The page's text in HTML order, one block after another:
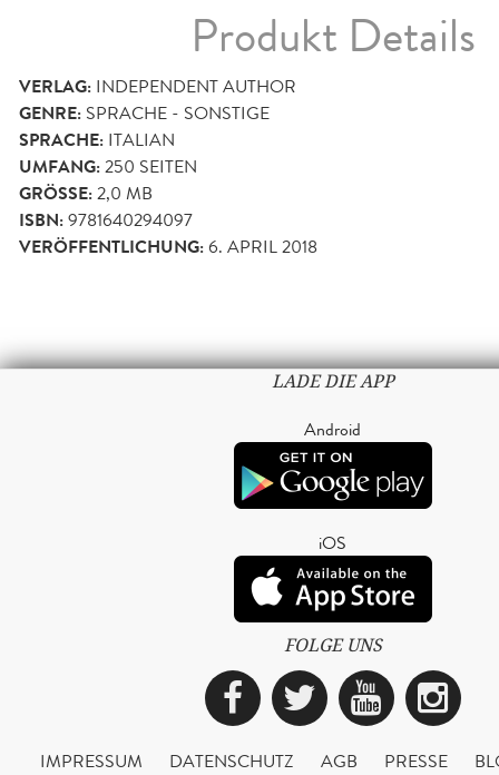
Produkt Details
VERLAG: INDEPENDENT AUTHOR
GENRE: SPRACHE - SONSTIGE
SPRACHE: ITALIAN
UMFANG:250 SEITEN
GRÖSSE: 2,0 MB
ISBN:9781640294097
VERÖFFENTLICHUNG:6. APRIL 2018
LADE DIE APP
Android
iOS
FOLGE UNS
Facebook
Twitter
IMPRESSUM DATENSCHUTZ AGB PRESSE